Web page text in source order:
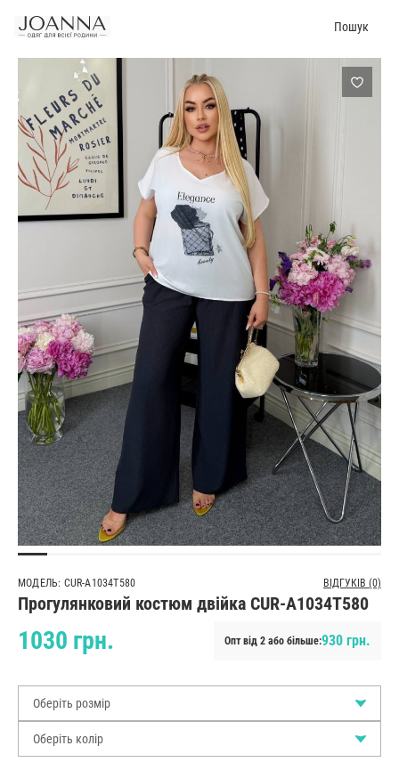
Пошук
МОДЕЛЬ: CUR-A1034T580 ВІДГУКІВ (0)
Прогулянковий костюм двійка CUR-A1034T580
1030 грн. Опт від 2 або більше:930 грн.
Оберіть розмір
Оберіть колір